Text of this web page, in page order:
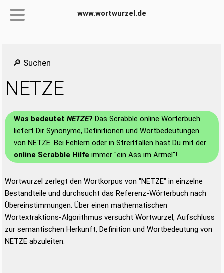
www.wortwurzel.de
🔎 Suchen
NETZE
Was bedeutet NETZE? Das Scrabble online Wörterbuch
liefert Dir Synonyme, Definitionen und Wortbedeutungen
von NETZE. Bei Fehlern oder in Streitfällen hast Du mit der
online Scrabble Hilfe immer "ein Ass im Ärmel"!
Wortwurzel zerlegt den Wortkorpus von "NETZE" in einzelne
Bestandteile und durchsucht das Referenz-Wörterbuch nach
Übereinstimmungen. Über einen mathematischen
Wortextraktions-Algorithmus versucht Wortwurzel, Aufschluss
zur semantischen Herkunft, Definition und Wortbedeutung von
NETZE abzuleiten.